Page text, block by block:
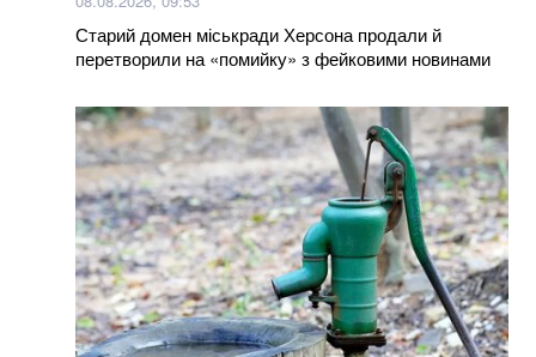
Більше новин
Старий домен міськради Херсона продали й
перетворили на «помийку» з фейковими новинами